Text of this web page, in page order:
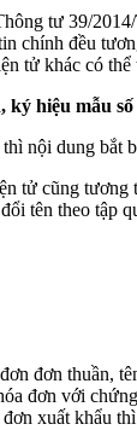
tư 39/
chính đều
tử khác có
hiệu mẫu
nội dung bắt
tử cũng
tên theo tập
đơn đơn
đơn với
đơn xuất